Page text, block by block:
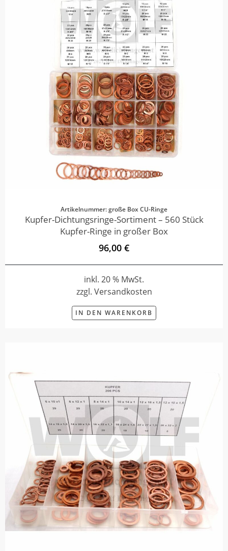
Artikelnummer: große Box CU-Ringe
Kupfer-Dichtungsringe-Sortiment – 560 Stück
Kupfer-Ringe in großer Box
96,00 €
inkl. 20 % MwSt.
zzgl. Versandkosten
IN DEN WARENKORB